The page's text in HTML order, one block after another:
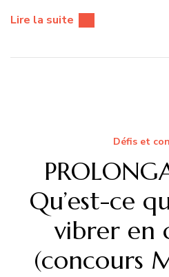
Lire la suite
Défis et
Qu’est-ce
vibrer en
(concours